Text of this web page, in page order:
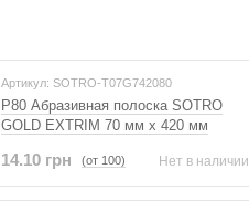
Артикул: SOTRO-T07G742080
P80 Абразивная полоска SOTRO
GOLD EXTRIM 70 мм x 420 мм
14.10 грн (от 100) Нет в наличии